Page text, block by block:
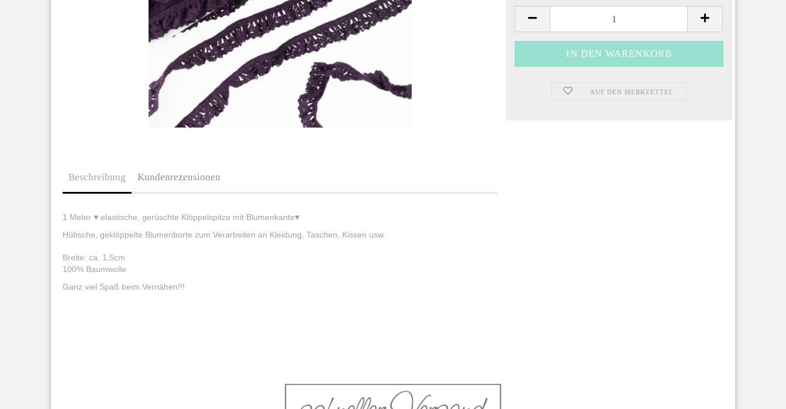
AUF DEN MERKZETTEL
Beschreibung Kundenrezensionen
1 Meter ♥ elastische, gerüschte Klöppelspitze mit Blumenkante♥
Hübsche, geklöppelte Blumenborte zum Verarbeiten an Kleidung, Taschen, Kissen usw.
Breite: ca. 1,5cm
100% Baumwolle
Ganz viel Spaß beim Vernähen!!!